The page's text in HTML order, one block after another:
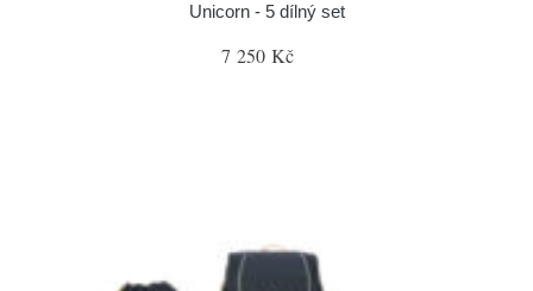
Unicorn - 5 dílný set
7 250 Kč